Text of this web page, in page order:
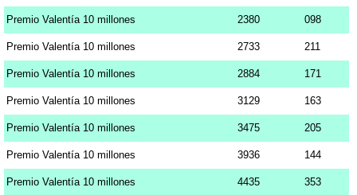
Premio Valentía 10 millones 2380 098
Premio Valentía 10 millones 2733 211
Premio Valentía 10 millones 2884 171
Premio Valentía 10 millones 3129 163
Premio Valentía 10 millones 3475 205
Premio Valentía 10 millones 3936 144
Premio Valentía 10 millones 4435 353